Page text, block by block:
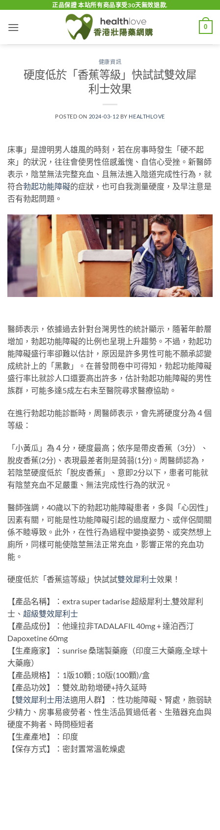
content
正品保證 本站所有商品享受30天無效退款.
0
健康資訊
硬度低於「香蕉等級」快試試雙效犀
利士效果
POSTED ON 2024-03-12 BY HEALTHLOVE
床事」是證明男人雄風的時刻，若在房事時發生「硬不起
來」的狀況，往往會使男性倍感羞愧、自信心受挫。新醫師
表示，陰莖無法完整充血、且無法進入陰道完成性行為，就
符合勃起功能障礙的症狀，也可自我測量硬度，及早注意是
否有勃起問題。
醫師表示，依據過去針對台灣男性的統計顯示，隨著年齡層
增加，勃起功能障礙的比例也呈現上升趨勢。不過，勃起功
能障礙盛行率卻難以估計，原因是許多男性可能不願承認變
成統計上的「黑數」。在普發問卷中可得知，勃起功能障礙
盛行率比就診人口還要高出許多，估計勃起功能障礙的男性
族群，可能多達5成左右未至醫院尋求醫療協助。
在進行勃起功能診斷時，周醫師表示，會先將硬度分為４個
等級：
「小黃瓜」為４分，硬度最高；依序是帶皮香蕉（3分）、
脫皮香蕉(2分)、表現最差者則是蒟蒻(1分)。周醫師認為，
若陰莖硬度低於「脫皮香蕉」、意即2分以下，患者可能就
有陰莖充血不足嚴重、無法完成性行為的狀況。
醫師強調，40歲以下的勃起功能障礙患者，多與「心因性」
因素有關，可能是性功能障礙引起的過度壓力、或伴侶間關
係不睦導致。此外，在性行為過程中變換姿勢、或突然想上
廁所，同樣可能使陰莖無法正常充血，影響正常的充血功
能。
硬度低於「香蕉這等級」快試試雙效犀利士效果！
【產品名稱】：extra super tadarise 超級犀利士,雙效犀利
士、 超級雙效犀利士
【產品成份】：他達拉非TADALAFIL 40mg + 達泊西汀
Dapoxetine 60mg
【生產廠家】：sunrise 桑瑞製藥廠（印度三大藥廠,全球十
大藥廠）
【產品規格】：1版10顆 ; 10版(100顆)/盒
【產品功效】：雙效,助勃增硬+持久延時
【雙效犀利士用法適用人群】：性功能障礙、腎處，胞弱缺
少精力、房事易疲勞者、性生活品質過低者、生殖器充血與
硬度不夠者、時問極短者
【生產產地】：印度
【保存方式】：密封置常溫乾燥處